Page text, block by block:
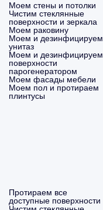
Моем стены и потолки
Чистим стеклянные
поверхности и зеркала
Моем раковину
Моем и дезинфицируем
унитаз
Моем и дезинфицируем
поверхности
парогенератором
Моем фасады мебели
Моем пол и протираем
плинтусы
Протираем все
доступные поверхности